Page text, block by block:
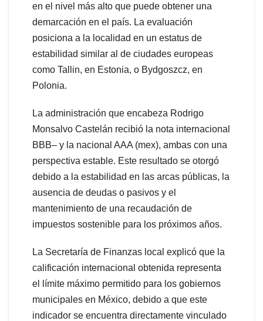
en el nivel más alto que puede obtener una
demarcación en el país. La evaluación
posiciona a la localidad en un estatus de
estabilidad similar al de ciudades europeas
como Tallin, en Estonia, o Bydgoszcz, en
Polonia.
La administración que encabeza Rodrigo
Monsalvo Castelán recibió la nota internacional
BBB– y la nacional AAA (mex), ambas con una
perspectiva estable. Este resultado se otorgó
debido a la estabilidad en las arcas públicas, la
ausencia de deudas o pasivos y el
mantenimiento de una recaudación de
impuestos sostenible para los próximos años.
La Secretaría de Finanzas local explicó que la
calificación internacional obtenida representa
el límite máximo permitido para los gobiernos
municipales en México, debido a que este
indicador se encuentra directamente vinculado